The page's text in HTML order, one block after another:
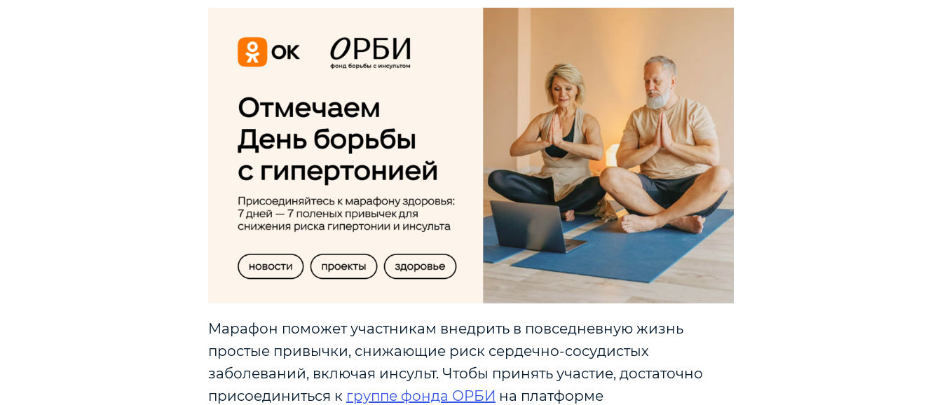
Марафон поможет участникам внедрить в повседневную жизнь
простые привычки, снижающие риск сердечно-сосудистых
заболеваний, включая инсульт. Чтобы принять участие, достаточно
присоединиться к группе фонда ОРБИ на платформе